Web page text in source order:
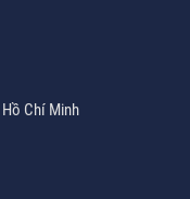
Chí Minh